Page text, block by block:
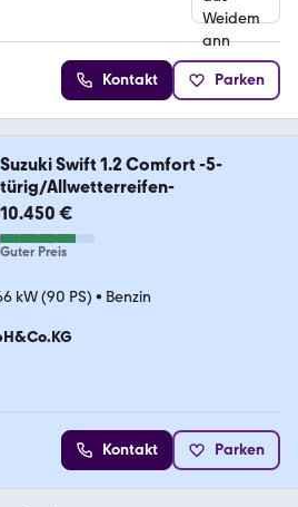
Kontakt Parken
Suzuki Swift 1.2 Comfort -5-
türig/Allwetterreifen-
10.450 €
Guter Preis
kW (90 PS) • Benzin
Kontakt Parken